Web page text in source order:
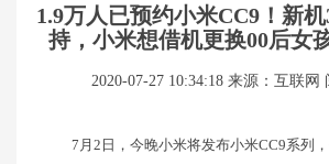
1.9万人已预约小米CC9！新
持，小米想借机更换00后女
2020-07-27 10:34:18 来源：互联网
7月2日，今晚小米将发布小米CC9系列，